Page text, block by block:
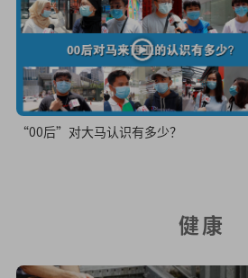
“00后”对大马认识有多少？
健康